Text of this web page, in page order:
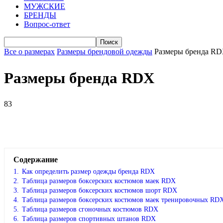
МУЖСКИЕ
БРЕНДЫ
Вопрос-ответ
Все о размерах Размеры брендовой одежды Размеры бренда
Размеры бренда RDX
83
Содержание
1. Как определить размер одежды брендa RDX
2. Таблица размеров боксерских костюмов маек RDX
3. Таблица размеров боксерских костюмов шорт RDX
4. Таблица размеров боксерских костюмов маек тренировочных
5. Таблица размеров сгоночных костюмов RDX
6. Таблица размеров спортивных штанов RDX